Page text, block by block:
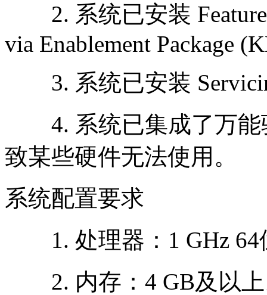
2. 系统已安装 Feature
via Enablement Package
3. 系统已安装
4. 系统已集成了万能
致某些硬件无法使用。
系统配置要求
1. 处理器：1 GHz 64
2. 内存：4 GB及以